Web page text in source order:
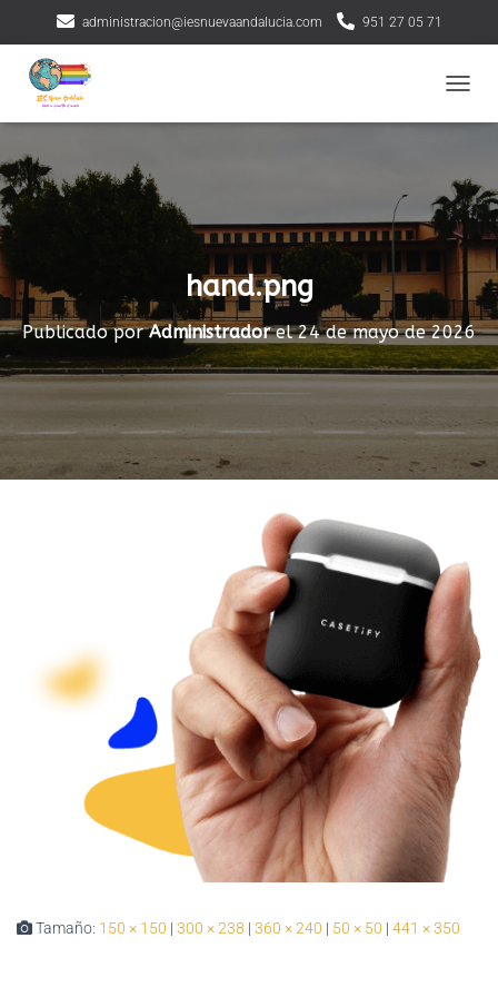
administracion@iesnuevaandalucia.com 951 27 05 71
hand.png
Publicado porAdministradorel24 de mayo de 2026
Tamaño: 150 × 150 | 300 × 238 | 360 × 240 | 50 × 50 | 441 × 350